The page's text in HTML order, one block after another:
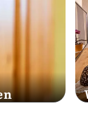
Platz